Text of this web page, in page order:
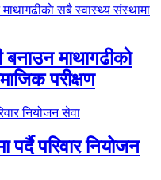
बनाउन माथागढीकाे
परीक्षण
परिवार नियोजन